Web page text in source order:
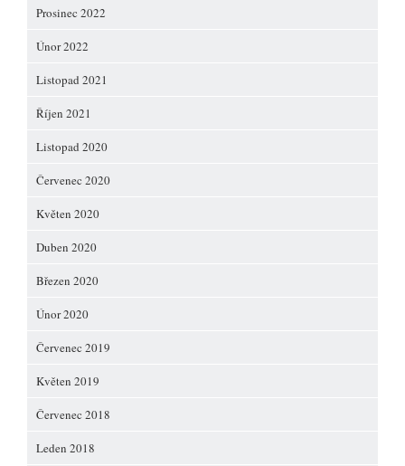
Prosinec 2022
Únor 2022
Listopad 2021
Říjen 2021
Listopad 2020
Červenec 2020
Květen 2020
Duben 2020
Březen 2020
Únor 2020
Červenec 2019
Květen 2019
Červenec 2018
Leden 2018